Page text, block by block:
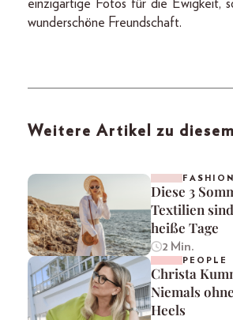
einzigartige Fotos für die Ewigkeit,
wunderschöne Freundschaft.
Weitere Artikel zu
FASHION
Diese 3
Textilien
heiße Tage
2 Min.
PEOPLE
Christa
Niemals
Heels